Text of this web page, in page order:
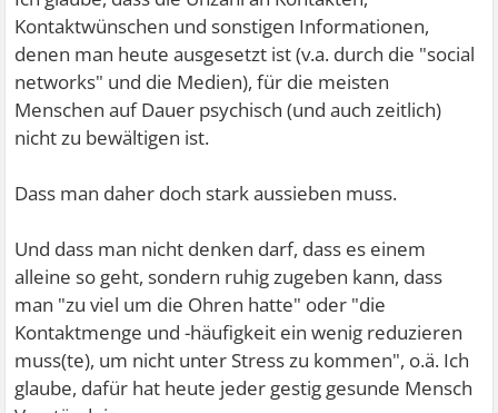
Kontaktwünschen und sonstigen Informationen,
denen man heute ausgesetzt ist (v.a. durch die "social
networks" und die Medien), für die meisten
Menschen auf Dauer psychisch (und auch zeitlich)
nicht zu bewältigen ist.
Dass man daher doch stark aussieben muss.
Und dass man nicht denken darf, dass es einem
alleine so geht, sondern ruhig zugeben kann, dass
man "zu viel um die Ohren hatte" oder "die
Kontaktmenge und -häufigkeit ein wenig reduzieren
muss(te), um nicht unter Stress zu kommen", o.ä. Ich
glaube, dafür hat heute jeder gestig gesunde Mensch